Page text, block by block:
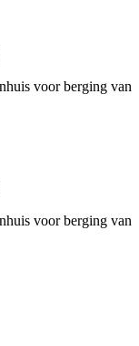
voor berging van
voor berging van